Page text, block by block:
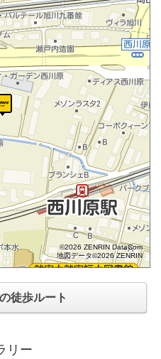
©2026 ZENRIN DataCom
地図データ©2026 ZENRIN
徒歩ルート
リー